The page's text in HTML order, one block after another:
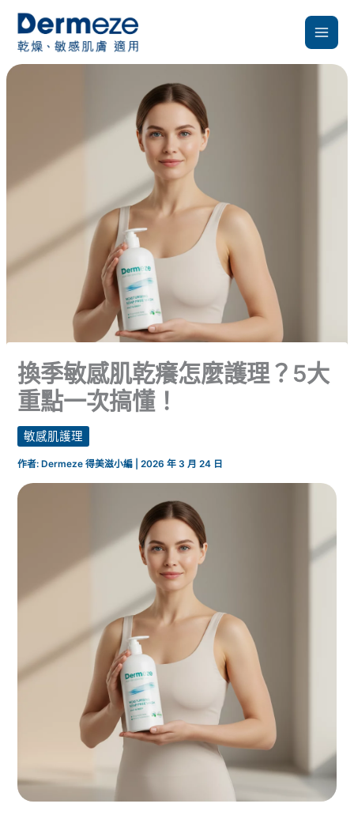
要
換季敏感肌乾癢怎麼護理？5大
重點一次搞懂！
敏感肌護理
作者: Dermeze 得美滋小編 |2026 年 3 月 24 日